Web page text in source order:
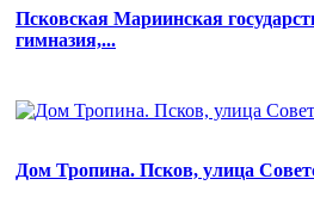
Псковская Мариинская
гимназия,...
Дом Тропина. Псков, улица